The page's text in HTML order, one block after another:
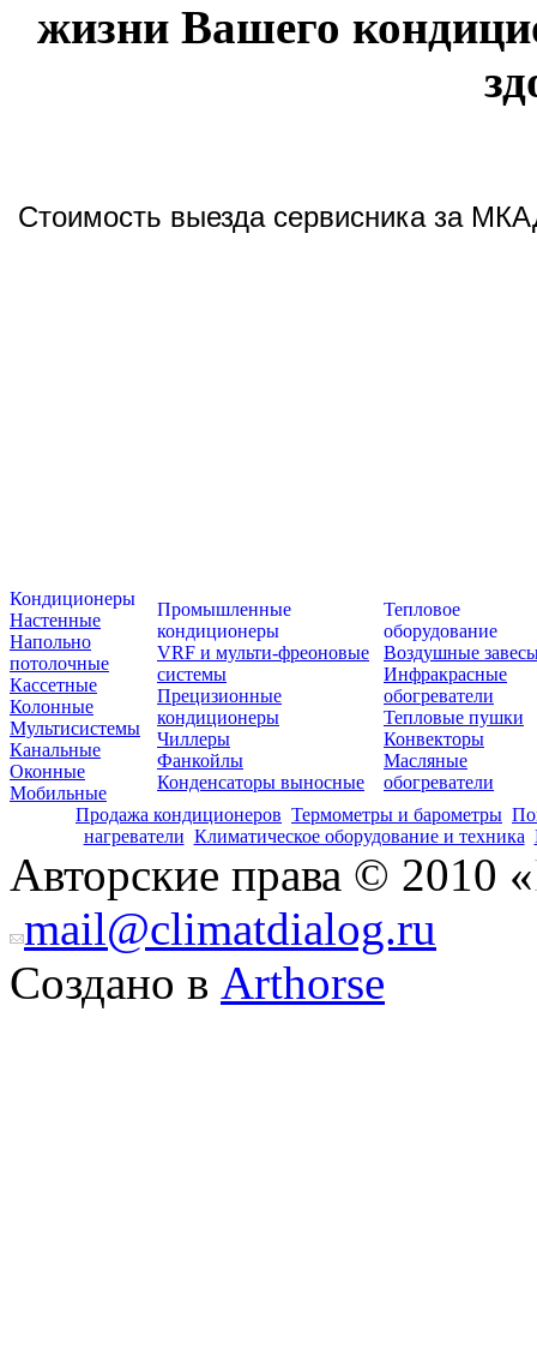
жизни Вашего
Стоимость выезда сервисника за
Кондиционеры
Настенные
Напольно
потолочные
Кассетные
Колонные
Мультисистемы
Канальные
Оконные
Мобильные
Промышленные
кондиционеры
VRF и мульти-фреоновые
системы
Прецизионные
кондиционеры
Чиллеры
Фанкойлы
Конденсаторы выносные
Тепловое
оборудование
Воздушные
Инфракрасные
обогреватели
Тепловые пушки
Конвекторы
Масляные
обогреватели
Продажа кондиционеров Термометры и барометры
нагреватели Климатическое оборудование и техника
Авторские права © 2010 «
mail@climatdialog.ru
Создано в Arthorse